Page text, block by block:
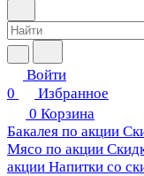
Войти
0
Избранное
0 Корзина
Бакалея по акции
Мясо по акции
акции Напитки со